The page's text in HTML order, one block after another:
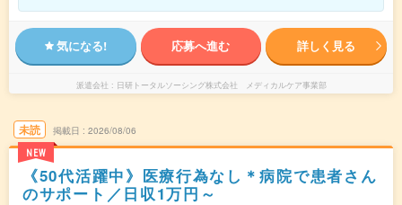
気になる! 応募へ進む 詳しく見る
派遣会社 日研トータルソーシング株式会社 メディカルケア事業部
未読
NEW
掲載日 2026/08/06
《50代活躍中》医療行為なし＊病院で患者さん
のサポート／日収1万円～